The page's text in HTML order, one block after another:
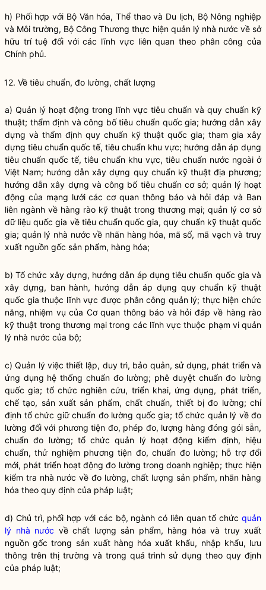
h) Phối hợp với Bộ Văn hóa, Thể thao và Du lịch, Bộ Nông nghiệp
và Môi trường, Bộ Công Thương thực hiện quản lý nhà nước về sở
hữu trí tuệ đối với các lĩnh vực liên quan theo phân công của
Chính phủ.
12. Về tiêu chuẩn, đo lường, chất lượng
a) Quản lý hoạt động trong lĩnh vực tiêu chuẩn và quy chuẩn kỹ
thuật; thẩm định và công bố tiêu chuẩn quốc gia; hướng dẫn xây
dựng và thẩm định quy chuẩn kỹ thuậtquốc gia; tham gia xây
dựng tiêu chuẩn quốc tế, tiêu chuẩn khu vực; hướng dẫn áp dụng
tiêu chuẩn quốc tế, tiêu chuẩn khu vực, tiêu chuẩn nước ngoài ở
Việt Nam; hướng dẫn xây dựng quy chuẩn kỹ thuật địa phương;
hướng dẫn xây dựng và công bố tiêu chuẩn cơ sở; quản lý hoạt
động của mạng lưới các cơ quan thông báo và hỏi đáp và Ban
liên ngành về hàng rào kỹ thuật trong thương mại; quản lý cơ sở
dữ liệuquốc gia về tiêu chuẩnquốc gia, quy chuẩn kỹ thuậtquốc
gia; quản lý nhà nước về nhãn hàng hóa, mã số, mã vạch và truy
xuất nguồn gốc sản phẩm, hàng hóa;
b) Tổ chức xây dựng, hướng dẫn áp dụng tiêu chuẩn quốc gia và
xây dựng, ban hành, hướng dẫn áp dụng quy chuẩn kỹ thuật
quốc gia thuộc lĩnh vực được phân công quản lý; thực hiện chức
năng, nhiệm vụ của Cơ quan thông báo và hỏi đáp về hàng rào
kỹ thuật trong thương mại trong các lĩnh vực thuộc phạm vi quản
lý nhà nước của bộ;
c) Quản lý việc thiết lập, duy trì, bảo quản, sử dụng, phát triển và
ứng dụng hệ thống chuẩn đo lường; phê duyệt chuẩn đo lường
quốc gia; tổ chức nghiên cứu, triển khai, ứng dụng, phát triển,
chế tạo, sản xuất sản phẩm, chất chuẩn, thiết bị đo lường; chỉ
định tổ chức giữ chuẩn đo lường quốc gia; tổ chức quản lý về đo
lường đối với phương tiện đo, phép đo, lượng hàng đóng gói sẵn,
chuẩn đo lường; tổ chức quản lý hoạt động kiểm định, hiệu
chuẩn, thử nghiệm phương tiện đo, chuẩn đo lường; hỗ trợ đổi
mới, phát triển hoạt động đo lường trong doanh nghiệp; thực hiện
kiểm tra nhà nước về đo lường, chất lượng sản phẩm, nhãn hàng
hóa theo quy định của pháp luật;
d) Chủ trì, phối hợp với các bộ, ngành có liên quan tổ chức quản
lý nhà nước về chất lượng sản phẩm, hàng hóa và truy xuất
nguồn gốc trong sản xuất hàng hóa xuất khẩu, nhập khẩu, lưu
thông trên thị trường và trong quá trình sử dụng theo quy định
của pháp luật;